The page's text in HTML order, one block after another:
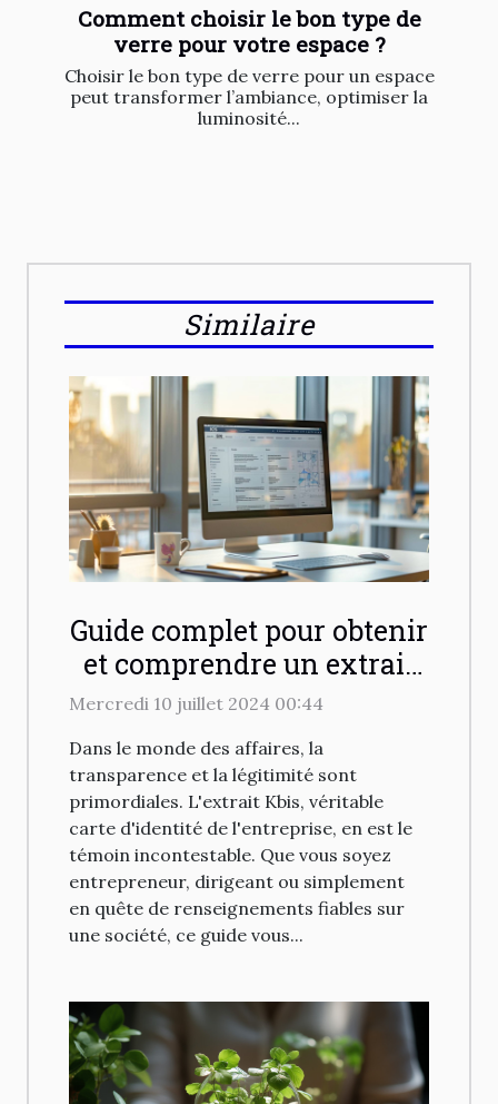
Comment choisir le bon type de
verre pour votre espace ?
Choisir le bon type de verre pour un espace
peut transformer l’ambiance, optimiser la
luminosité...
Similaire
Guide complet pour obtenir
et comprendre un extrait
Kbis en ligne
Mercredi 10 juillet 2024 00:44
Dans le monde des affaires, la
transparence et la légitimité sont
primordiales. L'extrait Kbis, véritable
carte d'identité de l'entreprise, en est le
témoin incontestable. Que vous soyez
entrepreneur, dirigeant ou simplement
en quête de renseignements fiables sur
une société, ce guide vous...